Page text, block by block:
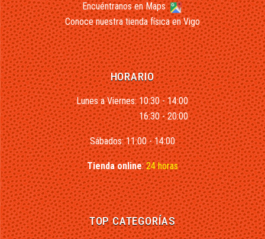
Encuéntranos en Maps
Conoce nuestra tienda física en Vigo
HORARIO
Lunes a Viernes: 10:30 - 14:00
16:30 - 20:00
Sábados: 11:00 - 14:00
Tienda online:24 horas
TOP CATEGORÍAS